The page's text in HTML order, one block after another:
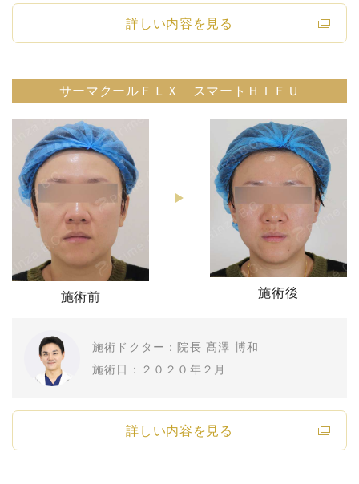
詳しい内容を見る
サーマクールＦＬＸ スマートＨＩＦＵ
施術前 施術後
施術ドクター：院長 髙澤 博和
施術日：２０２０年２月
詳しい内容を見る